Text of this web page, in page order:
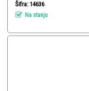
Šifra: 14636
Na stanju